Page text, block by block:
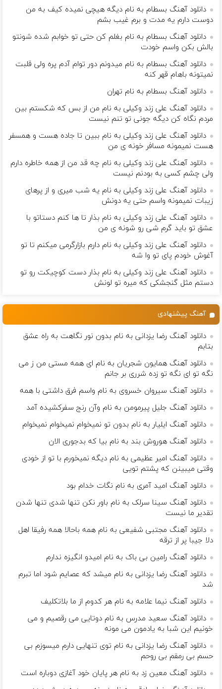
دانلود آهنگ بسطام به نام دیگه هیچی نمیده کیف به من
دوست دارم یه مدت و برم غیب بشم
دانلود آهنگ بسطام به نام بغلم کن حتی تو خوابم شده شونتو
بالش بکن واسم خودت
دانلود آهنگ بسطام به نام میدونم دور توام آدم پره ولی قلبت
نمیتونه باهام قهر کنه
دانلود آهنگ بسطام به نام تهران
دانلود آهنگ علی زند وکیلی به نام من از بس كه شكستم بین
مردم نگاه كن دیگه جونى تو تنم نیست
دانلود آهنگ علی زند وکیلی به نام ببین تا جاده هست و همسفر
هست نمیمونه مسافر خونه ی من
دانلود آهنگ علی زند وکیلی به نام چه قد من از همه خاطره دارم
ولی چشم كسی به بودنم نیست
دانلود آهنگ علی زند وکیلی به نام یه شب میرى و از پرهای
زيبات نمیمونه واسم حتی یه دونش
دانلود آهنگ علی زند وکیلی به نام بذار تا ها كنم دستاتو با
عشق تو باید گرم شی رو شونه ى من
دانلود آهنگ علی زند وکیلی به نام دارم بازارگرمی میكنم تا تو
آغوش خودم پای تو وا شه
دانلود آهنگ علی زند وکیلی به نام بذار دست كوچیكت رو تو
دستم مثل گنجشكی كه میره تو لونش
آهنگ پیشنهادی
دانلود آهنگ رضا یزدانی به نام بدون نور نگاهت به راه عشق
بتابم
دانلود آهنگ همایون شجریان به نام ای همه مستی من ز می
نگه تو ای نگه تو زده شرری بر جانم
دانلود آهنگ سیروان خسروی به نام واسم فرق داشتی با همه
دانلود آهنگ جلیل پیرمومن به نام وآن رنج سفركشيده آمد
دانلود آهنگ ایلیار به نام بدون تو نمیخوام نمیخوام نمیخوام
دانلود آهنگ هوروش بند به نام بیا که بدجوری الان
دانلود آهنگ امیر عظیمی به نام دیگه نمیخورم با تو از خودی
وقتی میبینن که پشتم تویی
دانلود آهنگ امید آمری به نام نگات خدام بود
دانلود آهنگ سینا سرلک به نام باور نکن تنها شدی تنها شدن
تقدیر ما نیست
دانلود آهنگ مجتبی شفیعی به نام همه باحالا همه رفیقا اهل
دلا جیبا پر از ترقه
دانلود آهنگ رامین بی باک به نام امیدو انگیزه ندارم
دانلود آهنگ رضا یزدانی به نام میشد که عصایم شود اما تبرم
شد
دانلود آهنگ نیما علامه به نام هر کدوم از ما بلاتکلیف
دانلود آهنگ سعید مدرس به نام دوتایی می رقصیم و می
خونیم این شبا به یادمون می مونه
دانلود آهنگ رضا یزدانی به نام توی تنهایی دارم میسوزم بی
حسم بی رمقم بی روحم
دانلود آهنگ معین زد به نام هر پایان خود آغازی دوباره است